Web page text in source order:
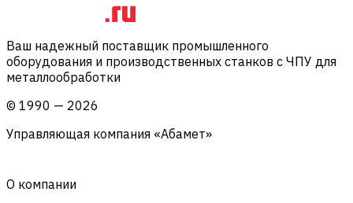
Ваш надежный поставщик промышленного
оборудования и производственных станков с ЧПУ для
металлообработки
© 1990 — 2026
Управляющая компания «Абамет»
О компании